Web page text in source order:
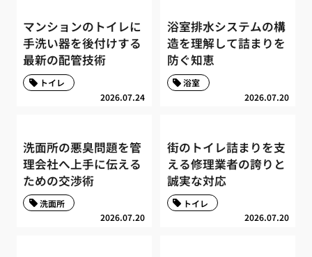
マンションのトイレに
手洗い器を後付けする
最新の配管技術
2026.07.24
トイレ
浴室排水システムの構
造を理解して詰まりを
防ぐ知恵
2026.07.20
浴室
洗面所の悪臭問題を管
理会社へ上手に伝える
ための交渉術
2026.07.20
洗面所
街のトイレ詰まりを支
える修理業者の誇りと
誠実な対応
2026.07.20
トイレ